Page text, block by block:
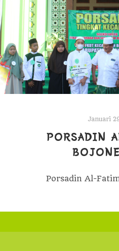
Januari
PORSADIN
Porsadin Al-